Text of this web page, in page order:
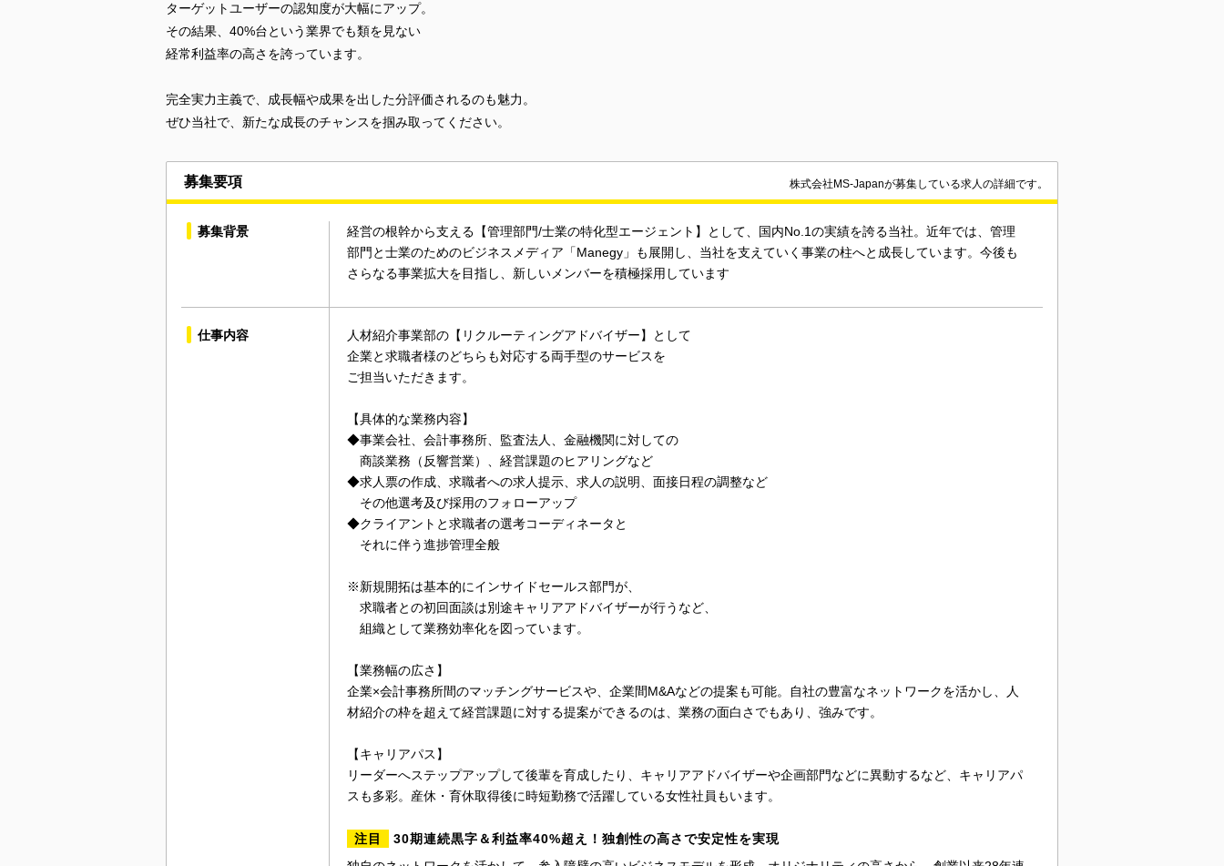
ターゲットユーザーの認知度が大幅にアップ。
その結果、40%台という業界でも類を見ない
経常利益率の高さを誇っています。
完全実力主義で、成長幅や成果を出した分評価されるのも魅力。
ぜひ当社で、新たな成長のチャンスを掴み取ってください。
募集要項 株式会社MS-Japanが募集している求人の詳細です。
募集背景
経営の根幹から支える【管理部門/士業の特化型エージェント】として、国内No.1の実績を誇る当社。近年では、管理
部門と士業のためのビジネスメディア「Manegy」も展開し、当社を支えていく事業の柱へと成長しています。今後も
さらなる事業拡大を目指し、新しいメンバーを積極採用しています
仕事内容
人材紹介事業部の【リクルーティングアドバイザー】として
企業と求職者様のどちらも対応する両手型のサービスを
ご担当いただきます。
【具体的な業務内容】
◆事業会社、会計事務所、監査法人、金融機関に対しての
商談業務（反響営業）、経営課題のヒアリングなど
◆求人票の作成、求職者への求人提示、求人の説明、面接日程の調整など
その他選考及び採用のフォローアップ
◆クライアントと求職者の選考コーディネータと
それに伴う進捗管理全般
※新規開拓は基本的にインサイドセールス部門が、
求職者との初回面談は別途キャリアアドバイザーが行うなど、
組織として業務効率化を図っています。
【業務幅の広さ】
企業×会計事務所間のマッチングサービスや、企業間M&Aなどの提案も可能。自社の豊富なネットワークを活かし、人
材紹介の枠を超えて経営課題に対する提案ができるのは、業務の面白さでもあり、強みです。
【キャリアパス】
リーダーへステップアップして後輩を育成したり、キャリアアドバイザーや企画部門などに異動するなど、キャリアパ
スも多彩。産休・育休取得後に時短勤務で活躍している女性社員もいます。
注目
30期連続黒字＆利益率40%超え！独創性の高さで安定性を実現